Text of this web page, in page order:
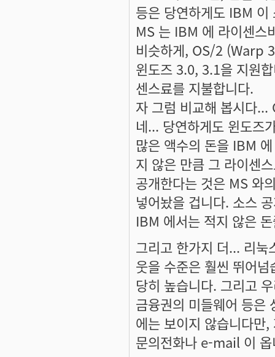
등은 당연하게도 IBM 이
MS 는 IBM 에 라이센스
비슷하게, OS/2 (Warp
윈도즈 3.0, 3.1을 지원
센스료를 지불합니다.
자 그럼 비교해 봅시다
네... 당연하게도 윈도즈
많은 액수의 돈을 IBM
지 않은 만큼 그 라이센
공개한다는 것은 MS 와
넣어놨을 겁니다. 소스
IBM 에서는 적지 않은
그리고 한가지 더... 리눅
웃을 수준은 훨씬 뛰어
당히 높습니다. 그리고
금융권의 미들웨어 등은
에는 보이지 않습니다만
문의전화나 e-mail 이